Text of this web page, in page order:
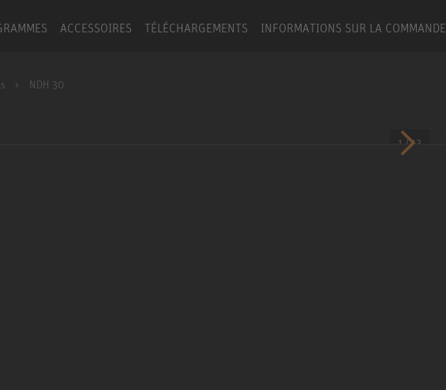
ACCESSOIRES TÉLÉCHARGEMENTS INFORMATIONS SUR LA COMMANDE
NDH 30
1 / 13